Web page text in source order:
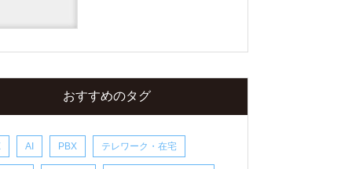
おすすめのタグ
AI PBX テレワーク・在宅